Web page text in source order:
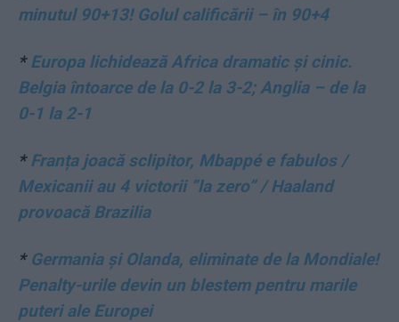
minutul 90+13! Golul calificării – în 90+4
*Europa lichidează Africa dramatic și cinic.
Belgia întoarce de la 0-2 la 3-2; Anglia – de la
0-1 la 2-1
*Franța joacă sclipitor, Mbappé e fabulos /
Mexicanii au 4 victorii ”la zero” / Haaland
provoacă Brazilia
* Germania și Olanda, eliminate de la Mondiale!
Penalty-urile devin un blestem pentru marile
puteri ale Europei